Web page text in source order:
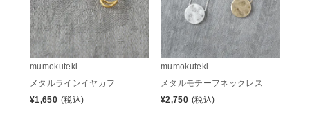
mumokuteki
メタルラインイヤカフ
¥1,650 (税込)
mumokuteki
メタルモチーフネックレス
¥2,750 (税込)